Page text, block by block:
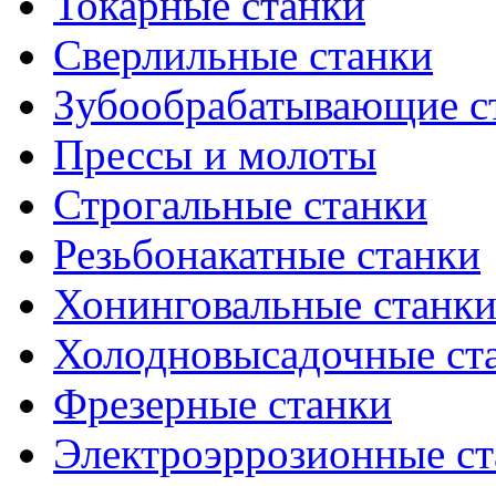
Сверлильные станки
Зубообрабатывающие
Прессы и молоты
Строгальные станки
Резьбонакатные станки
Хонинговальные станки
Холодновысадочные
Фрезерные станки
Электроэррозионные